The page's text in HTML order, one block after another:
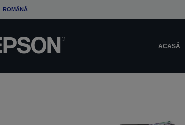
ROMÂNĂ
ACASĂ